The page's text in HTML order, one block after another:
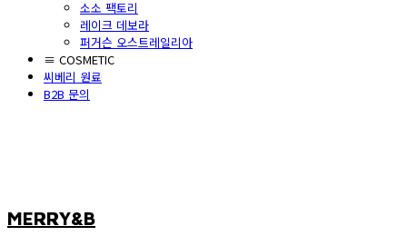
소소 팩토리
레이크 데보라
퍼거슨 오스트레일리아
≡ COSMETIC
씨베리 원료
B2B 문의
MERRY&B